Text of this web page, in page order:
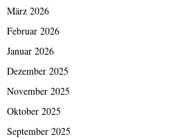
März 2026
Februar 2026
Januar 2026
Dezember 2025
November 2025
Oktober 2025
September 2025